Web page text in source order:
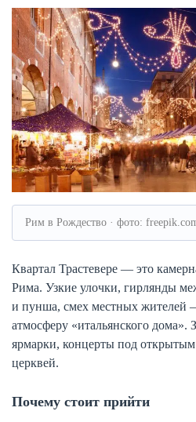
Рим в Рождество · фото:
Квартал Трастевере — это
Рима. Узкие улочки, гирлянды
и пунша, смех местных жителей
атмосферу «итальянского дома».
ярмарки, концерты под
церквей.
Почему стоит прийти